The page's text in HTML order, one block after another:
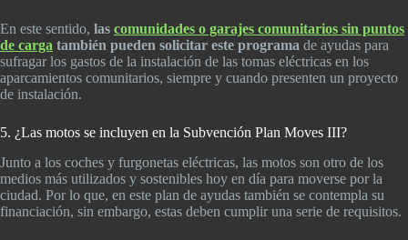
En este sentido, las comunidades o garajes comunitarios sin puntos
de carga también pueden solicitar este programa de ayudas para
sufragar los gastos de la instalación de las tomas eléctricas en los
aparcamientos comunitarios, siempre y cuando presenten un proyecto
de instalación.
5. ¿Las motos se incluyen en la Subvención Plan Moves III?
Junto a los coches y furgonetas eléctricas, las motos son otro de los
medios más utilizados y sostenibles hoy en día para moverse por la
ciudad. Por lo que, en este plan de ayudas también se contempla su
financiación, sin embargo, estas deben cumplir una serie de requisitos.